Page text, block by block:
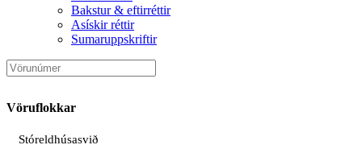
Bakstur & eftirréttir
Asískir réttir
Sumaruppskriftir
Vöruflokkar
Stóreldhúsasvið